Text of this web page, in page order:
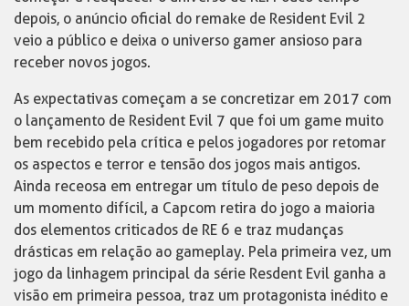
depois, o anúncio oficial do remake de Resident Evil 2
veio a público e deixa o universo gamer ansioso para
receber novos jogos.
As expectativas começam a se concretizar em 2017 com
o lançamento de Resident Evil 7 que foi um game muito
bem recebido pela crítica e pelos jogadores por retomar
os aspectos e terror e tensão dos jogos mais antigos.
Ainda receosa em entregar um título de peso depois de
um momento difícil, a Capcom retira do jogo a maioria
dos elementos criticados de RE 6 e traz mudanças
drásticas em relação ao gameplay. Pela primeira vez, um
jogo da linhagem principal da série Resdent Evil ganha a
visão em primeira pessoa, traz um protagonista inédito e